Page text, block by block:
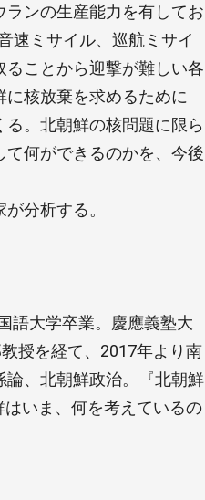
ンの生産能力を有してお
速ミサイル、巡航ミサイ
ことから迎撃が難しい各
核放棄を求めるために
。北朝鮮の核問題に限ら
何ができるのかを、今後
分析する。
語大学卒業。慶應義塾大
授を経て、2017年より南
、北朝鮮政治。『北朝鮮
いま、何を考えているの